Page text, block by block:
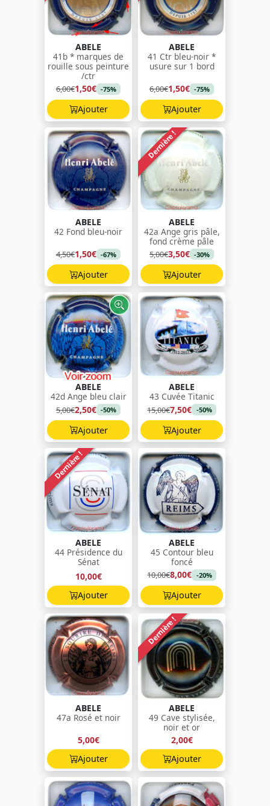
ABELE
41b * marques de
rouille sous peinture
/ctr
6,00€1,50€ -75%
Ajouter
ABELE
41 Ctr bleu-noir *
usure sur 1 bord
6,00€1,50€ -75%
Ajouter
ABELE
42 Fond bleu-noir
4,50€1,50€ -67%
Ajouter
Dernière !
ABELE
42a Ange gris pâle,
fond crème pâle
5,00€3,50€ -30%
Ajouter
ABELE
42d Ange bleu clair
5,00€2,50€ -50%
Ajouter
ABELE
43 Cuvée Titanic
15,00€7,50€ -50%
Ajouter
Dernière !
ABELE
44 Présidence du
Sénat
10,00€
Ajouter
ABELE
45 Contour bleu
foncé
10,00€8,00€ -20%
Ajouter
ABELE
47a Rosé et noir
5,00€
Ajouter
Dernière !
ABELE
49 Cave stylisée,
noir et or
2,00€
Ajouter